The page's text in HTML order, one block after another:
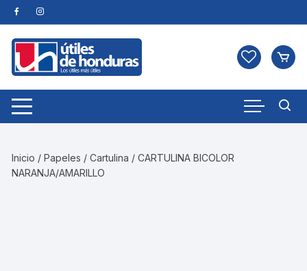
Skip
to
content
Inicio /Papeles /Cartulina / CARTULINA BICOLOR
NARANJA/AMARILLO